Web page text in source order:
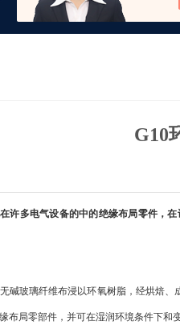
G10
许多电气设备的中的绝缘布局零件，在
玻璃纤维布浸以环氧树脂，经烘焙、
布局零部件，并可在湿润环境条件下和